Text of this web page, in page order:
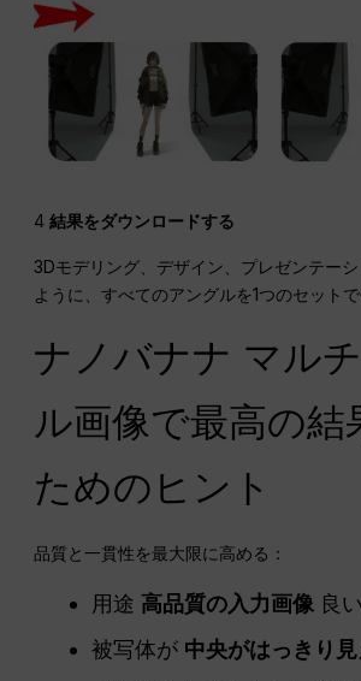
4結果をダウンロードする
3Dモデリング、デザイン、プレゼンテー
ように、すべてのアングルを1つのセット
ナノバナナ マル
ル画像で最高の結
ためのヒント
品質と一貫性を最大限に高める：
用途 高品質の入力画像 良
被写体が 中央がはっきり